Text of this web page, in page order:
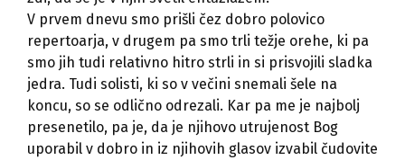
V prvem dnevu smo prišli čez dobro polovico
repertoarja, v drugem pa smo trli težje orehe, ki pa
smo jih tudi relativno hitro strli in si prisvojili sladka
jedra. Tudi solisti, ki so v večini snemali šele na
koncu, so se odlično odrezali. Kar pa me je najbolj
presenetilo, pa je, da je njihovo utrujenost Bog
uporabil v dobro in iz njihovih glasov izvabil čudovite